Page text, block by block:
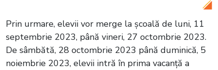
Prin urmare, elevii vor merge la școală de luni, 11
septembrie 2023, până vineri, 27 octombrie 2023.
De sâmbătă, 28 octombrie 2023 până duminică, 5
noiembrie 2023, elevii intră în prima vacanță a